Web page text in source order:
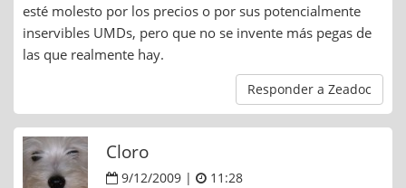
esté molesto por los precios o por sus potencialmente
inservibles UMDs, pero que no se invente más pegas de
las que realmente hay.
Responder a Zeadoc
Cloro
9/12/2009 | 11:28